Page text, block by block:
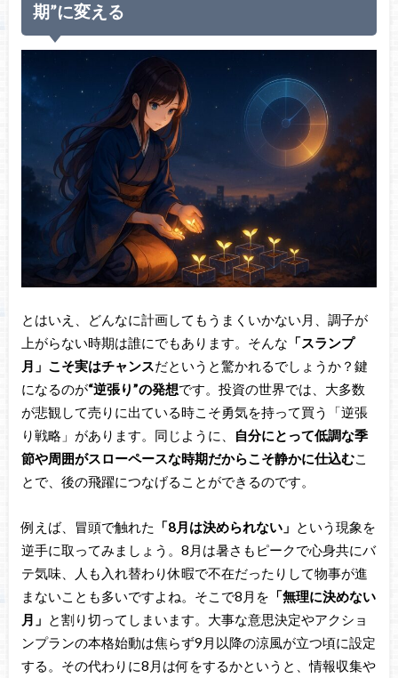
期”に変える
とはいえ、どんなに計画してもうまくいかない月、調子が
上がらない時期は誰にでもあります。そんな 「スランプ
月」こそ実はチャンスだというと驚かれるでしょうか？鍵
になるのが“逆張り”の発想です。投資の世界では、大多数
が悲観して売りに出ている時こそ勇気を持って買う「逆張
り戦略」があります。同じように、
自分にとって低調な季
節や周囲がスローペースな時期だからこそ静かに仕込むこ
とで、後の飛躍につなげることができるのです。
例えば、冒頭で触れた 「8月は決められない」 という現象を
逆手に取ってみましょう。8月は暑さもピークで心身共にバ
テ気味、人も入れ替わり休暇で不在だったりして物事が進
まないことも多いですよね。そこで8月を 「無理に決めない
月」 と割り切ってしまいます。大事な意思決定やアクショ
ンプランの本格始動は焦らず9月以降の涼風が立つ頃に設定
する。その代わりに8月は何をするかというと、情報収集や